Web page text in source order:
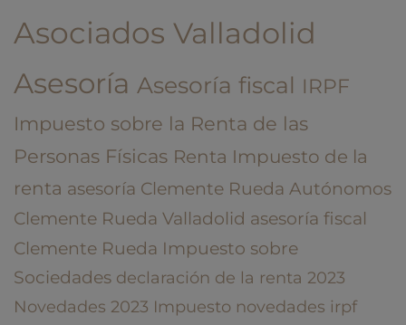
Asociados Valladolid
Asesoría Asesoría fiscal IRPF
Impuesto sobre la Renta de las
Personas Físicas Renta Impuesto de la
renta asesoría Clemente Rueda Autónomos
Clemente Rueda Valladolid asesoría fiscal
Clemente Rueda Impuesto sobre
Sociedades declaración de la renta 2023
Novedades 2023 Impuesto novedades irpf